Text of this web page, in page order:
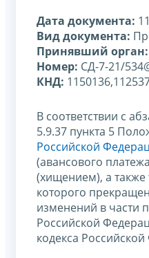
Дата документа:
Вид документа:
Принявший орган:
Номер: СД-7-21/
КНД:
В соответствии с
5.9.37 пункта 5
Российской
(авансового
(хищением), а также
которого
изменений в части
Российской
кодекса